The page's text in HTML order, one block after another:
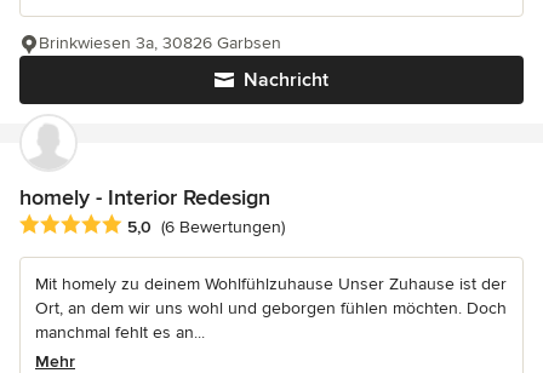
Nachricht
Brinkwiesen 3a, 30826 Garbsen
homely - Interior Redesign
Durchschnittliche Bewertung: 5 von 5 Sternen
5,0 (6 Bewertungen)
Mit homely zu deinem Wohlfühlzuhause Unser Zuhause ist der
Ort, an dem wir uns wohl und geborgen fühlen möchten. Doch
manchmal fehlt es an...
Mehr